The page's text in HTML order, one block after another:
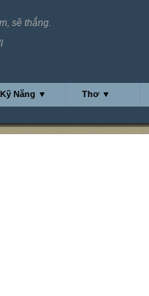
sẽ thắng.
Kỹ Năng ▼ Thơ ▼